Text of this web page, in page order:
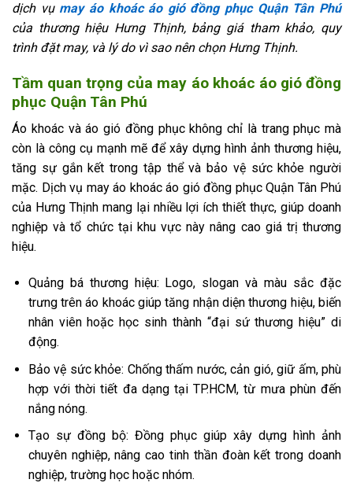
dịch vụ may áo khoác áo gió đồng phục Quận Tân Phú
của thương hiệu Hưng Thịnh, bảng giá tham khảo, quy
trình đặt may, và lý do vì sao nên chọn Hưng Thịnh.
Tầm quan trọng của may áo khoác áo gió đồng
phục Quận Tân Phú
Áo khoác và áo gió đồng phục không chỉ là trang phục mà
còn là công cụ mạnh mẽ để xây dựng hình ảnh thương hiệu,
tăng sự gắn kết trong tập thể và bảo vệ sức khỏe người
mặc. Dịch vụ may áo khoác áo gió đồng phục Quận Tân Phú
của Hưng Thịnh mang lại nhiều lợi ích thiết thực, giúp doanh
nghiệp và tổ chức tại khu vực này nâng cao giá trị thương
hiệu.
Quảng bá thương hiệu: Logo, slogan và màu sắc đặc
trưng trên áo khoác giúp tăng nhận diện thương hiệu, biến
nhân viên hoặc học sinh thành “đại sứ thương hiệu” di
động.
Bảo vệ sức khỏe: Chống thấm nước, cản gió, giữ ấm, phù
hợp với thời tiết đa dạng tại TP.HCM, từ mưa phùn đến
nắng nóng.
Tạo sự đồng bộ: Đồng phục giúp xây dựng hình ảnh
chuyên nghiệp, nâng cao tinh thần đoàn kết trong doanh
nghiệp, trường học hoặc nhóm.